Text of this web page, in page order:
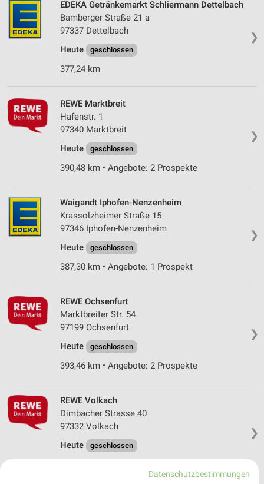
❯
EDEKA Getränkemarkt Schliermann Dettelbach
Bamberger Straße 21 a
97337 Dettelbach
Heute
geschlossen
377,24 km
❯
REWE Marktbreit
Hafenstr. 1
97340 Marktbreit
Heute
geschlossen
390,48 km • Angebote: 2 Prospekte
❯
Waigandt Iphofen-Nenzenheim
Krassolzheimer Straße 15
97346 Iphofen-Nenzenheim
Heute
geschlossen
387,30 km • Angebote: 1 Prospekt
❯
REWE Ochsenfurt
Marktbreiter Str. 54
97199 Ochsenfurt
Heute
geschlossen
393,46 km • Angebote: 2 Prospekte
❯
REWE Volkach
Dimbacher Strasse 40
97332 Volkach
Heute
geschlossen
Datenschutzbestimmungen